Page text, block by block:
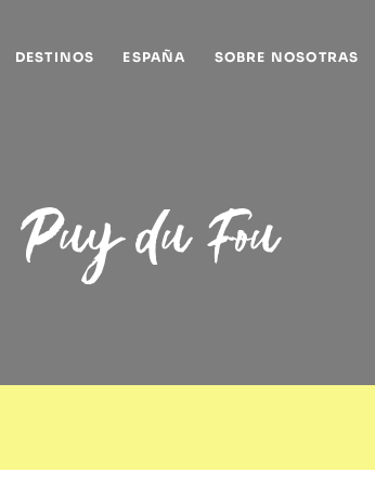
DESTINOS ESPAÑA SOBRE NOSOTRAS
Puy du Fou